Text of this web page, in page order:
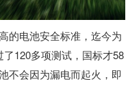
的电池安全标准，迄今为
120多项测试，国标才58
不会因为漏电而起火，即